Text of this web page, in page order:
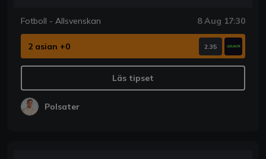
Fotboll - Allsvenskan 8 Aug 17:30
2 asian +0 2.35
Läs tipset
Polsater